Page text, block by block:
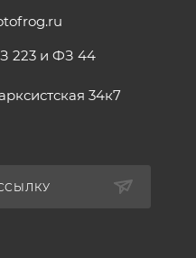
223 и ФЗ 44
34к7